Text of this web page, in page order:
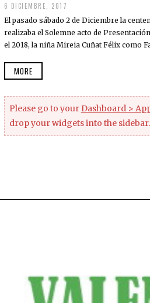
6 DICIEMBRE, 2017
I
C
E
0
1
7
El pasado sábado 2 de Diciembre la
realizaba el Solemne acto de
el 2018, la niña Mireia Cuñat Félix como
MORE
Please go to yourDashboard >
drop your widgets into the sidebar.